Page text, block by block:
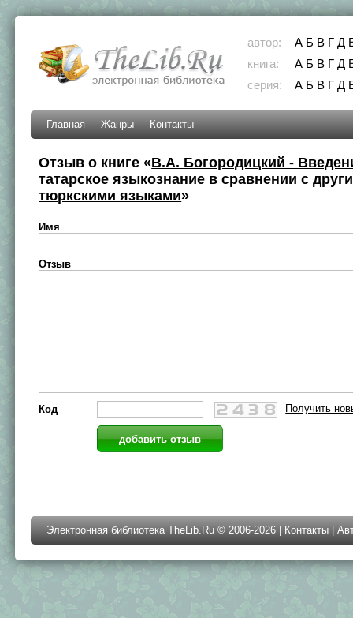
автор: А Б В Г Д
книга:
А Б В Г Д
серия:
А Б В Г Д
Главная Жанры Контакты
Отзыв о книге «В.А. Богородицкий -
татарское языкознание в сравнении с
тюркскими языками»
Имя
Отзыв
Код Получить
Электронная библиотека TheLib.Ru © 2006-2026 | Контакты |